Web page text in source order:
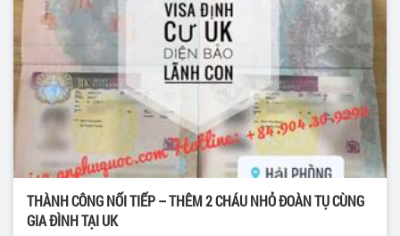
THÀNH CÔNG NỐI TIẾP – THÊM 2 CHÁU NHỎ ĐOÀN TỤ CÙNG
GIA ĐÌNH TẠI UK